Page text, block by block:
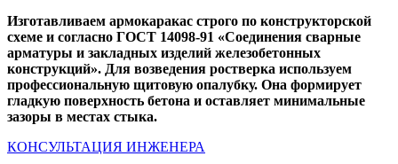
Изготавливаем армокаракас строго по конструкторской
схеме и согласно ГОСТ 14098-91 «Соединения сварные
арматуры и закладных изделий железобетонных
конструкций». Для возведения ростверка используем
профессиональную щитовую опалубку. Она формирует
гладкую поверхность бетона и оставляет минимальные
зазоры в местах стыка.
КОНСУЛЬТАЦИЯ ИНЖЕНЕРА